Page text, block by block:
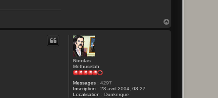
Nicolas
Methuselah
Messages : 4297
Inscription : 28 avril 2004, 08:27
Localisation : Dunkerque